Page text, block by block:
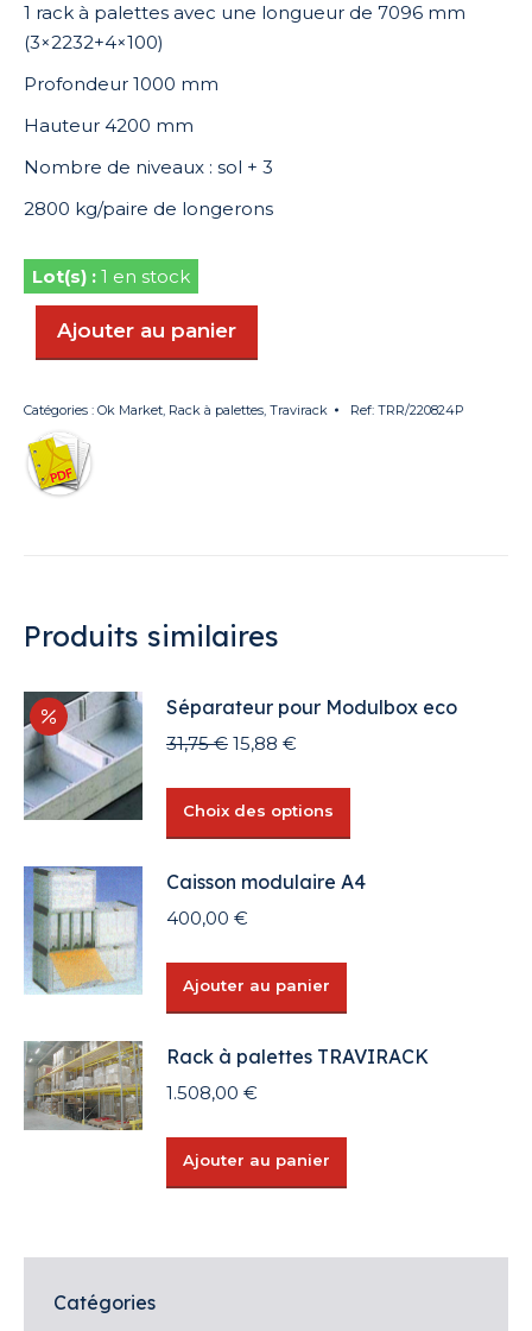
1 rack à palettes avec une longueur de 7096 mm
(3×2232+4×100)
Profondeur 1000 mm
Hauteur 4200 mm
Nombre de niveaux : sol + 3
2800 kg/paire de longerons
1 en stock
Ajouter au panier
Catégories : Ok Market, Rack à palettes, Travirack Ref: TRR/220824P
Produits similaires
Séparateur pour Modulbox eco
31,75€ Le
initial
était :
15,88 €
actuel
est :
Choix des options
produit
plusieurs
choisies
Caisson modulaire A4
400,00 €
Ajouter au panier
Rack à palettes TRAVIRACK
1.508,00 €
Ajouter au panier
Catégories